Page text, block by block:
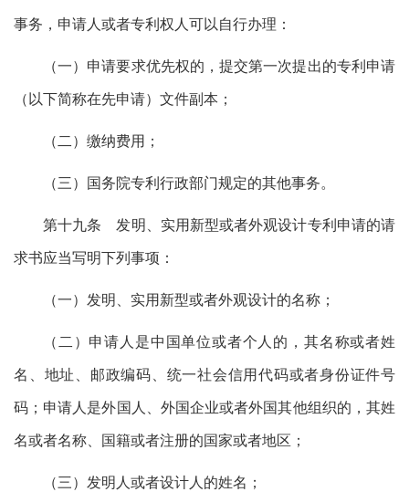
事务，申请人或者专利权人可以自行办理：
（一）申请要求优先权的，提交第一次提出的专利申请
（以下简称在先申请）文件副本；
（二）缴纳费用；
（三）国务院专利行政部门规定的其他事务。
第十九条 发明、实用新型或者外观设计专利申请的请
求书应当写明下列事项：
（一）发明、实用新型或者外观设计的名称；
（二）申请人是中国单位或者个人的，其名称或者姓
名、地址、邮政编码、统一社会信用代码或者身份证件号
码；申请人是外国人、外国企业或者外国其他组织的，其姓
名或者名称、国籍或者注册的国家或者地区；
（三）发明人或者设计人的姓名；